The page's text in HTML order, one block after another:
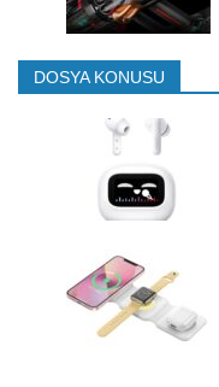
DOSYA KONUSU